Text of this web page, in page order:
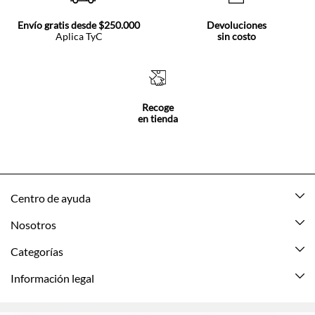
Envío gratis desde $250.000
Aplica TyC
Devoluciones
sin costo
Recoge
en tienda
Centro de ayuda
Mis pedidos
Nosotros
Acerca de Tennis
Categorías
Nuevo
Información legal